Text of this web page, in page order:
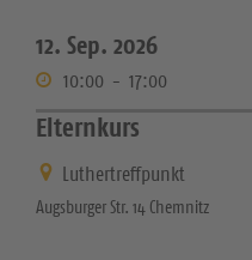
12. Sep. 2026
10:00 - 17:00
Elternkurs
Luthertreffpunkt
Augsburger Str. 14 Chemnitz